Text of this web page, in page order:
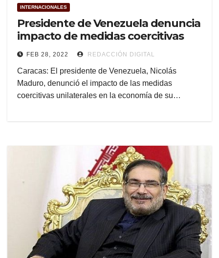
INTERNACIONALES
Presidente de Venezuela denuncia
impacto de medidas coercitivas
FEB 28, 2022 REDACCIÓN DIGITAL
Caracas: El presidente de Venezuela, Nicolás
Maduro, denunció el impacto de las medidas
coercitivas unilaterales en la economía de su…